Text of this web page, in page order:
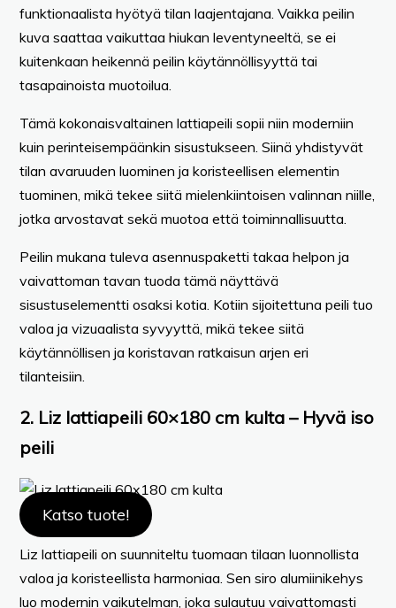
funktionaalista hyötyä tilan laajentajana. Vaikka peilin
kuva saattaa vaikuttaa hiukan leventyneeltä, se ei
kuitenkaan heikennä peilin käytännöllisyyttä tai
tasapainoista muotoilua.
Tämä kokonaisvaltainen lattiapeili sopii niin moderniin
kuin perinteisempäänkin sisustukseen. Siinä yhdistyvät
tilan avaruuden luominen ja koristeellisen elementin
tuominen, mikä tekee siitä mielenkiintoisen valinnan niille,
jotka arvostavat sekä muotoa että toiminnallisuutta.
Peilin mukana tuleva asennuspaketti takaa helpon ja
vaivattoman tavan tuoda tämä näyttävä
sisustuselementti osaksi kotia. Kotiin sijoitettuna peili tuo
valoa ja vizuaalista syvyyttä, mikä tekee siitä
käytännöllisen ja koristavan ratkaisun arjen eri
tilanteisiin.
2. Liz lattiapeili 60×180 cm kulta – Hyvä iso
peili
Katso tuote!
Liz lattiapeili on suunniteltu tuomaan tilaan luonnollista
valoa ja koristeellista harmoniaa. Sen siro alumiinikehys
luo modernin vaikutelman, joka sulautuu vaivattomasti